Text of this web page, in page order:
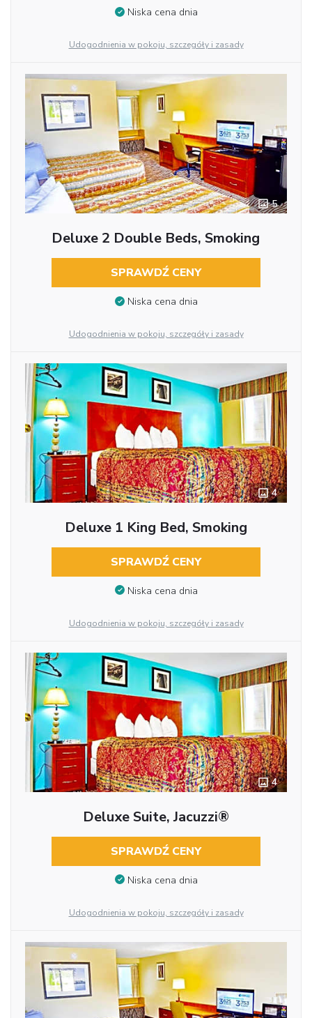
Niska cena dnia
Udogodnienia w pokoju, szczegóły i zasady
5
Deluxe 2 Double Beds, Smoking
SPRAWDŹ CENY
Niska cena dnia
Udogodnienia w pokoju, szczegóły i zasady
4
Deluxe 1 King Bed, Smoking
SPRAWDŹ CENY
Niska cena dnia
Udogodnienia w pokoju, szczegóły i zasady
4
Deluxe Suite, Jacuzzi®
SPRAWDŹ CENY
Niska cena dnia
Udogodnienia w pokoju, szczegóły i zasady